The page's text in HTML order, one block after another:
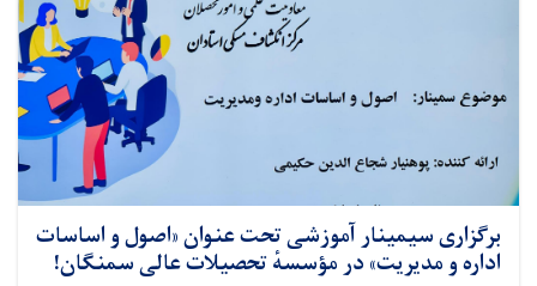
برگزاری سیمینار آموزشی تحت عنوان «اصول و اساسات
اداره و مدیریت» در مؤسسهٔ تحصیلات عالی سمنگان!